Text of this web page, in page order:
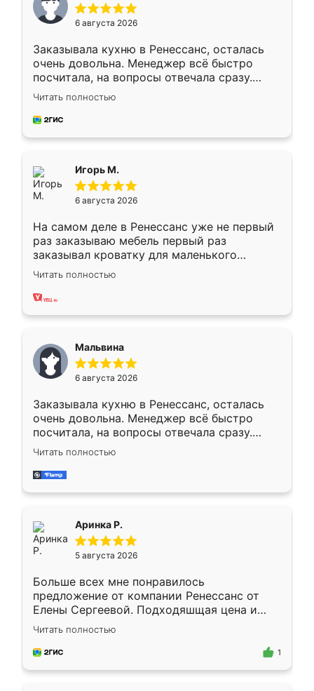
6 августа 2026
Заказывала кухню в Ренессанс, осталась
очень довольна. Менеджер всё быстро
посчитала, на вопросы отвечала сразу.
Замерщик приехал в субботу, подошёл к
делу со всей ответственностью. Собрали
за день, ребята работали аккуратно, даже
Читать полностью
Игорь М.
6 августа 2026
На самом деле в Ренессанс уже не первый
раз заказываю мебель первый раз
заказывал кроватку для маленького
ребёнка при его рождении ,во второй раз
заказал шкаф-купе. По качеству очень
хорошее сборка достаточно быстрая,
меньше, здесь же он более разнообразный.
Мне нравится ,если что-то потребуется из
мебели буду заказывать только здесь.
Читать полностью
Мальвина
6 августа 2026
Заказывала кухню в Ренессанс, осталась
очень довольна. Менеджер всё быстро
посчитала, на вопросы отвечала сразу.
Замерщик приехал в субботу, подошёл к
делу со всей ответственностью. Собрали
за день, ребята работали аккуратно, даже
Читать полностью
Аринка Р.
5 августа 2026
Больше всех мне понравилось
предложение от компании Ренессанс от
Елены Сергеевой. Подходяшщая цена и
короткие сроки изготовления. Приехавший
для замера сотрудник Владислав
предложил по моему эскизу самый
Читать полностью
1